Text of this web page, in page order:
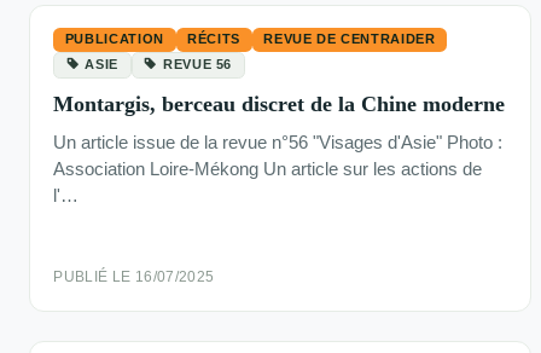
PUBLICATION RÉCITS
REVUE DE CENTRAIDER
ASIE
REVUE 56
Montargis, berceau discret de la Chine moderne
Un article issue de la revue n°56 "Visages d'Asie" Photo :
Association Loire-Mékong Un article sur les actions de
l'…
PUBLIÉ LE 16/07/2025